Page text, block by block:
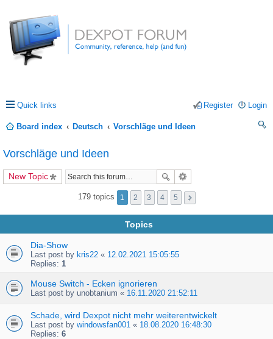
Quick links Login
Register
Board index Deutsch
Vorschläge und Ideen
Vorschläge und Ideen
New Topic
179 topics 1 2 3 4 5
Topics
Dia-Show
Last post by kris22 « 12.02.2021 15:05:55
Replies: 1
Mouse Switch - Ecken ignorieren
Last post by unobtanium « 16.11.2020 21:52:11
Schade, wird Dexpot nicht mehr weiterentwickelt
Last post by windowsfan001 « 18.08.2020 16:48:30
Replies: 6